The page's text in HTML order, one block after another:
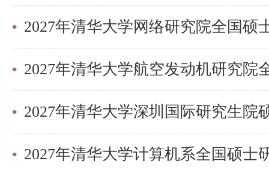
2027年清华大学深圳国际研究生院